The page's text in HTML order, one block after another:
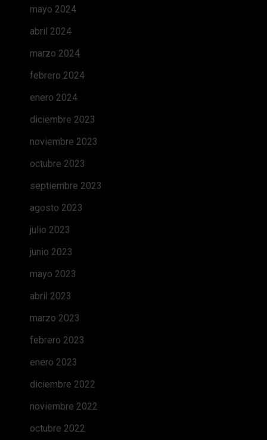
mayo 2024
abril 2024
marzo 2024
febrero 2024
enero 2024
diciembre 2023
noviembre 2023
octubre 2023
septiembre 2023
agosto 2023
julio 2023
junio 2023
mayo 2023
abril 2023
marzo 2023
febrero 2023
enero 2023
diciembre 2022
noviembre 2022
octubre 2022